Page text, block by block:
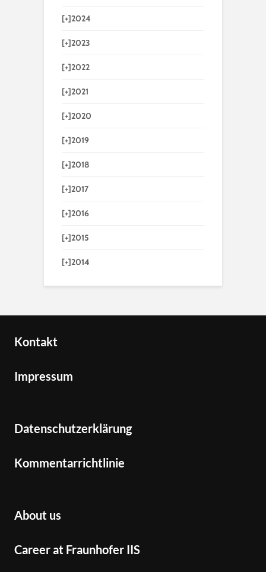
[+]2024
[+]2023
[+]2022
[+]2021
[+]2020
[+]2019
[+]2018
[+]2017
[+]2016
[+]2015
[+]2014
Kontakt
Impressum
Datenschutzerklärung
Kommentarrichtlinie
About us
Career at Fraunhofer IIS